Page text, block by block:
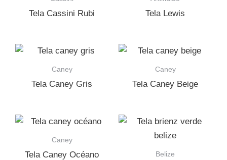
Tela Cassini Rubi Tela Lewis
Caney
Tela Caney Gris
Caney
Tela Caney Beige
Caney
Tela Caney Océano Belize